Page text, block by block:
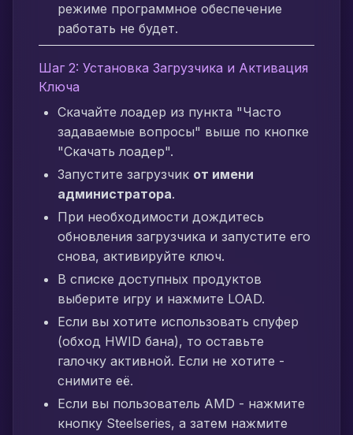
режиме программное обеспечение
работать не будет.
Шаг 2: Установка Загрузчика и Активация
Ключа
Скачайте лоадер из пункта "Часто
задаваемые вопросы" выше по кнопке
"Скачать лоадер".
Запустите загрузчик от имени
администратора.
При необходимости дождитесь
обновления загрузчика и запустите его
снова, активируйте ключ.
В списке доступных продуктов
выберите игру и нажмите LOAD.
Если вы хотите использовать спуфер
(обход HWID бана), то оставьте
галочку активной. Если не хотите -
снимите её.
Если вы пользователь AMD - нажмите
кнопку Steelseries, а затем нажмите